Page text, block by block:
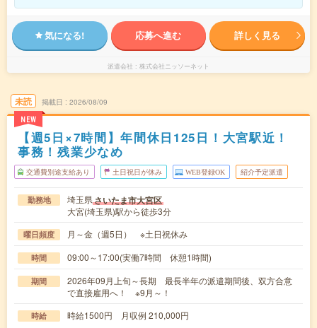
気になる! 応募へ進む 詳しく見る
派遣会社 株式会社ニッソーネット
未読
NEW
掲載日 2026/08/09
【週5日×7時間】年間休日125日！大宮駅近！
事務！残業少なめ
交通費別途支給あり 土日祝日が休み WEB登録OK 紹介予定派遣
勤務地 埼玉県さいたま市大宮区
大宮(埼玉県)駅から徒歩3分
曜日頻度 月～金（週5日） ※土日祝休み
時間 09:00～17:00(実働7時間 休憩1時間)
期間
2026年09月上旬～長期 最長半年の派遣期間後、双方合意
で直接雇用へ！ ※9月～！
時給 時給1500円 月収例 210,000円